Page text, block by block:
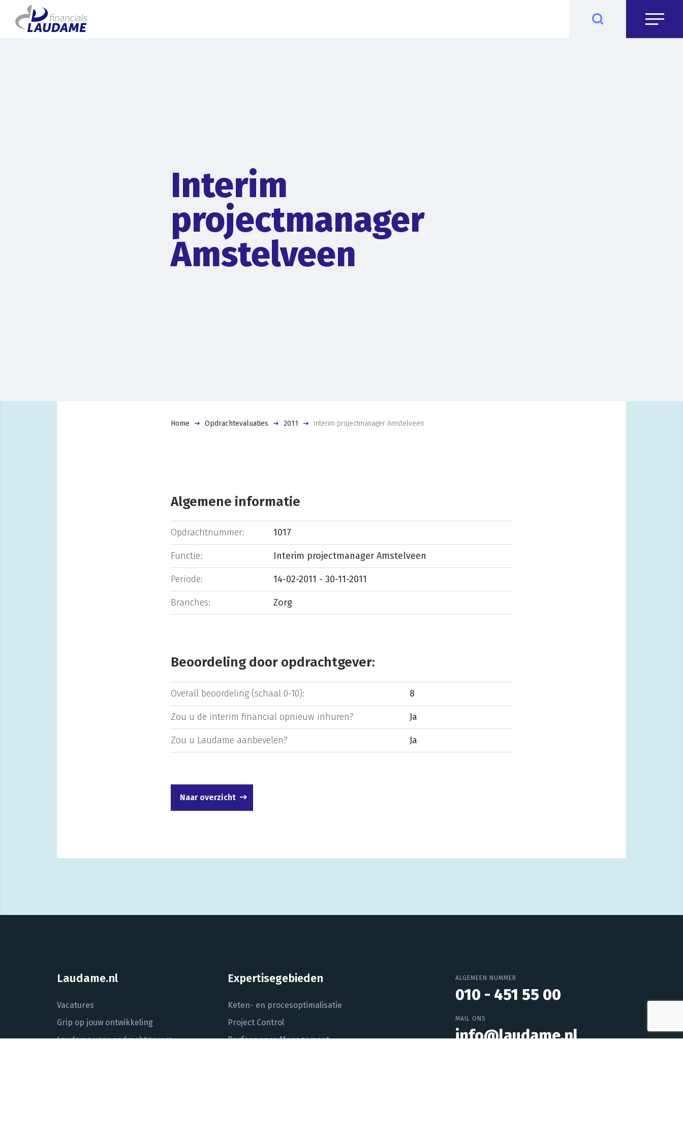
Interim
projectmanager
Amstelveen
Home Opdrachtevaluaties 2011 Interim projectmanager Amstelveen
Algemene informatie
Opdrachtnummer: 1017
Functie: Interim projectmanager Amstelveen
Periode: 14-02-2011 - 30-11-2011
Branches: Zorg
Beoordeling door opdrachtgever:
Overall beoordeling (schaal 0-10): 8
Zou u de interim financial opnieuw inhuren? Ja
Zou u Laudame aanbevelen? Ja
Naar overzicht
Laudame.nl
Vacatures
Grip op jouw ontwikkeling
Laudame voor opdrachtgevers
Expertisegebieden
Keten- en procesoptimalisatie
Project Control
Performance Management
ALGEMEEN NUMMER
010 - 451 55 00
MAIL ONS
info@laudame.nl